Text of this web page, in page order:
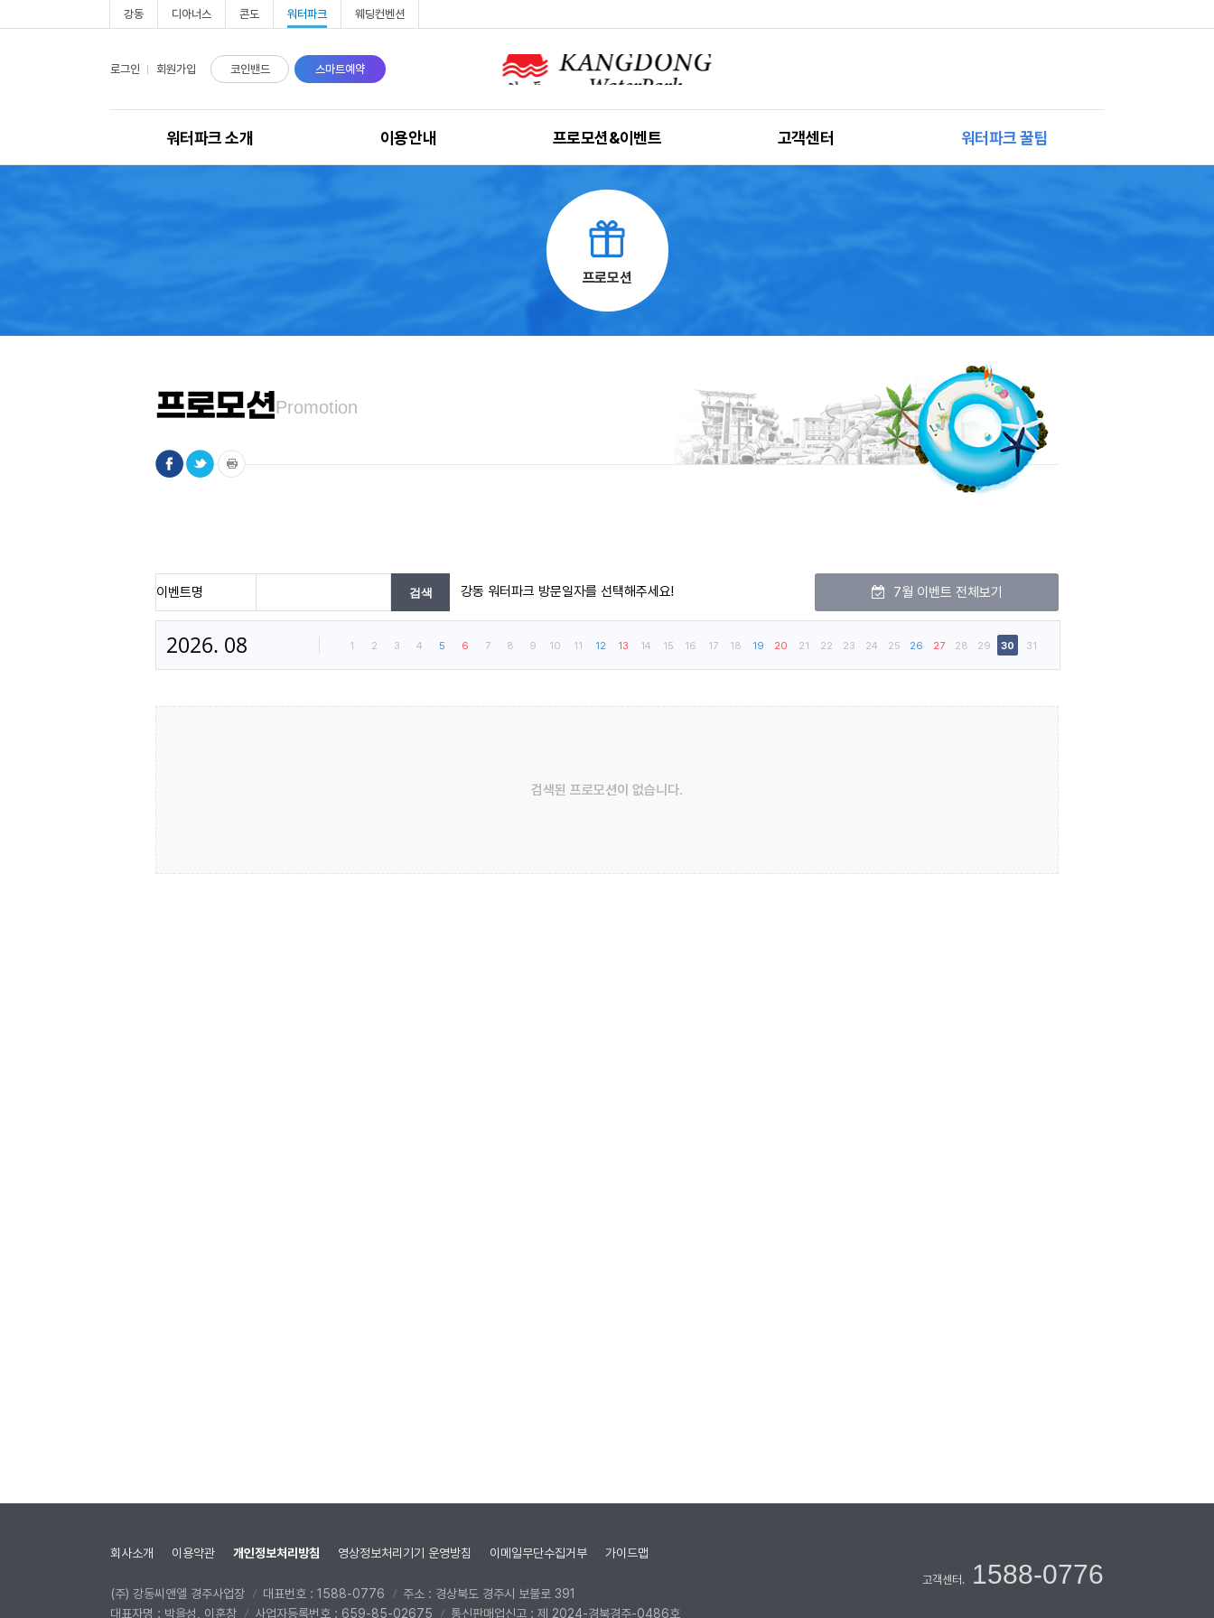
강동 디아너스 콘도 워터파크 웨딩컨벤션
로그인 회원가입 코인밴드 스마트예약
워터파크 소개 이용안내 프로모션&이벤트
프로모션
고객센터 워터파크 꿀팁
프로모션
프로모션Promotion
이벤트명 강동 워터파크 방문일자를 선택해주세요! 7월 이벤트 전체보기
2026. 08 1 2 3 4 5 6 7 8 9 10 11 12 13 14 15 16 17 18 19 20 21 22 23 24 25 26 27 28 29 30 31
검색된 프로모션이 없습니다.
회사소개 이용약관 개인정보처리방침 영상정보처리기기 운영방침 이메일무단수집거부 가이드맵
(주) 강동씨앤엘 경주사업장 대표번호 : 1588-0776
주소 : 경상북도 경주시 보불로 391
대표자명 : 박을성, 이훈창
사업자등록번호 : 659-85-02675 통신판매업신고 : 제 2024-경북경주-0486호
고객센터. 1588-0776